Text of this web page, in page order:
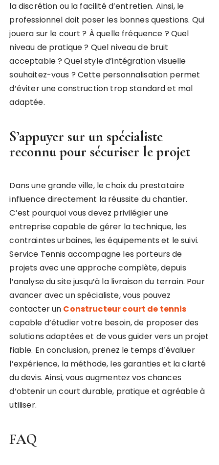
la discrétion ou la facilité d’entretien. Ainsi, le
professionnel doit poser les bonnes questions. Qui
jouera sur le court ? À quelle fréquence ? Quel
niveau de pratique ? Quel niveau de bruit
acceptable ? Quel style d’intégration visuelle
souhaitez-vous ? Cette personnalisation permet
d’éviter une construction trop standard et mal
adaptée.
S’appuyer sur un spécialiste
reconnu pour sécuriser le projet
Dans une grande ville, le choix du prestataire
influence directement la réussite du chantier.
C’est pourquoi vous devez privilégier une
entreprise capable de gérer la technique, les
contraintes urbaines, les équipements et le suivi.
Service Tennis accompagne les porteurs de
projets avec une approche complète, depuis
l’analyse du site jusqu’à la livraison du terrain. Pour
avancer avec un spécialiste, vous pouvez
contacter un Constructeur court de tennis
capable d’étudier votre besoin, de proposer des
solutions adaptées et de vous guider vers un projet
fiable. En conclusion, prenez le temps d’évaluer
l’expérience, la méthode, les garanties et la clarté
du devis. Ainsi, vous augmentez vos chances
d’obtenir un court durable, pratique et agréable à
utiliser.
FAQ